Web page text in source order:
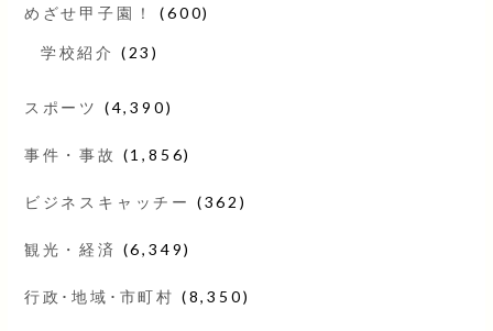
めざせ甲子園！ (600)
学校紹介 (23)
スポーツ (4,390)
事件・事故 (1,856)
ビジネスキャッチー (362)
観光・経済 (6,349)
行政･地域･市町村 (8,350)